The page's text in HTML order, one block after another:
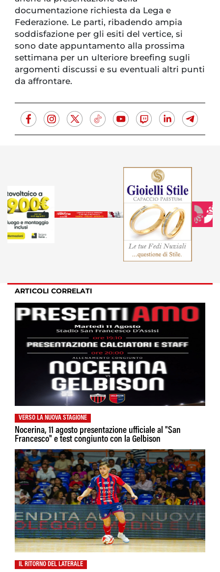
documentazione richiesta da Lega e
Federazione. Le parti, ribadendo ampia
soddisfazione per gli esiti del vertice, si
sono date appuntamento alla prossima
settimana per un ulteriore breefing sugli
argomenti discussi e su eventuali altri punti
da affrontare.
ARTICOLI CORRELATI
VERSO LA NUOVA STAGIONE
Nocerina, 11 agosto presentazione ufficiale al "San
Francesco" e test congiunto con la Gelbison
IL RITORNO DEL LATERALE